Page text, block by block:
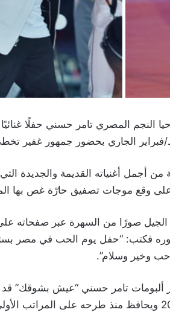
النجم المصري تامر حسني حفلًا
أجمل أغنياته القديمة والجديدة
على وقع موجات تصفيق حارّة غص بها
صورًا من السهرة عبر صفحاته على
فكتب: “حفل يوم الحب في مصر
وخير وسلام”.
ألبومات تامر حسني “عيش بشوقك”